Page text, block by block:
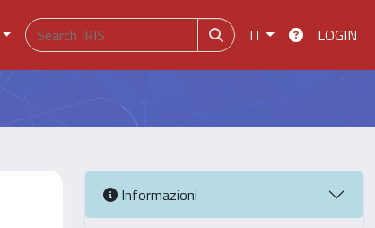
IT LOGIN
Informazioni